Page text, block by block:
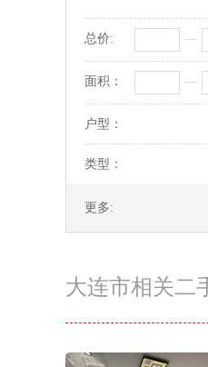
总价: —
面积： —
户型：
类型：
更多:
大连市相关二